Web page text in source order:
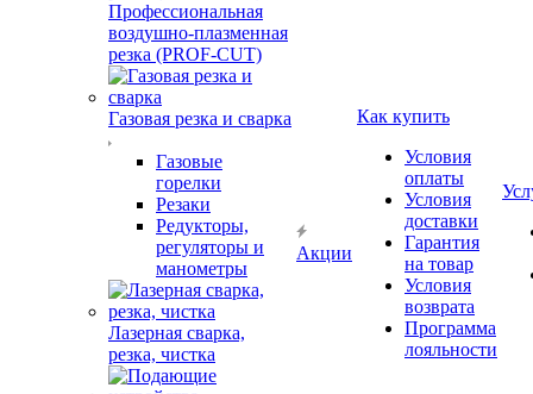
Профессиональная
воздушно-плазменная
резка (PROF-CUT)
Газовая резка и сварка
Газовые
горелки
Резаки
Редукторы,
регуляторы и
манометры
Лазерная сварка,
резка, чистка
Акции
Как купить
Условия
оплаты
Условия
доставки
Гарантия
на товар
Условия
возврата
Программа
лояльности